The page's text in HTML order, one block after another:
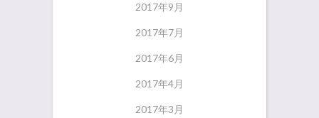
2017年9月
2017年7月
2017年6月
2017年4月
2017年3月